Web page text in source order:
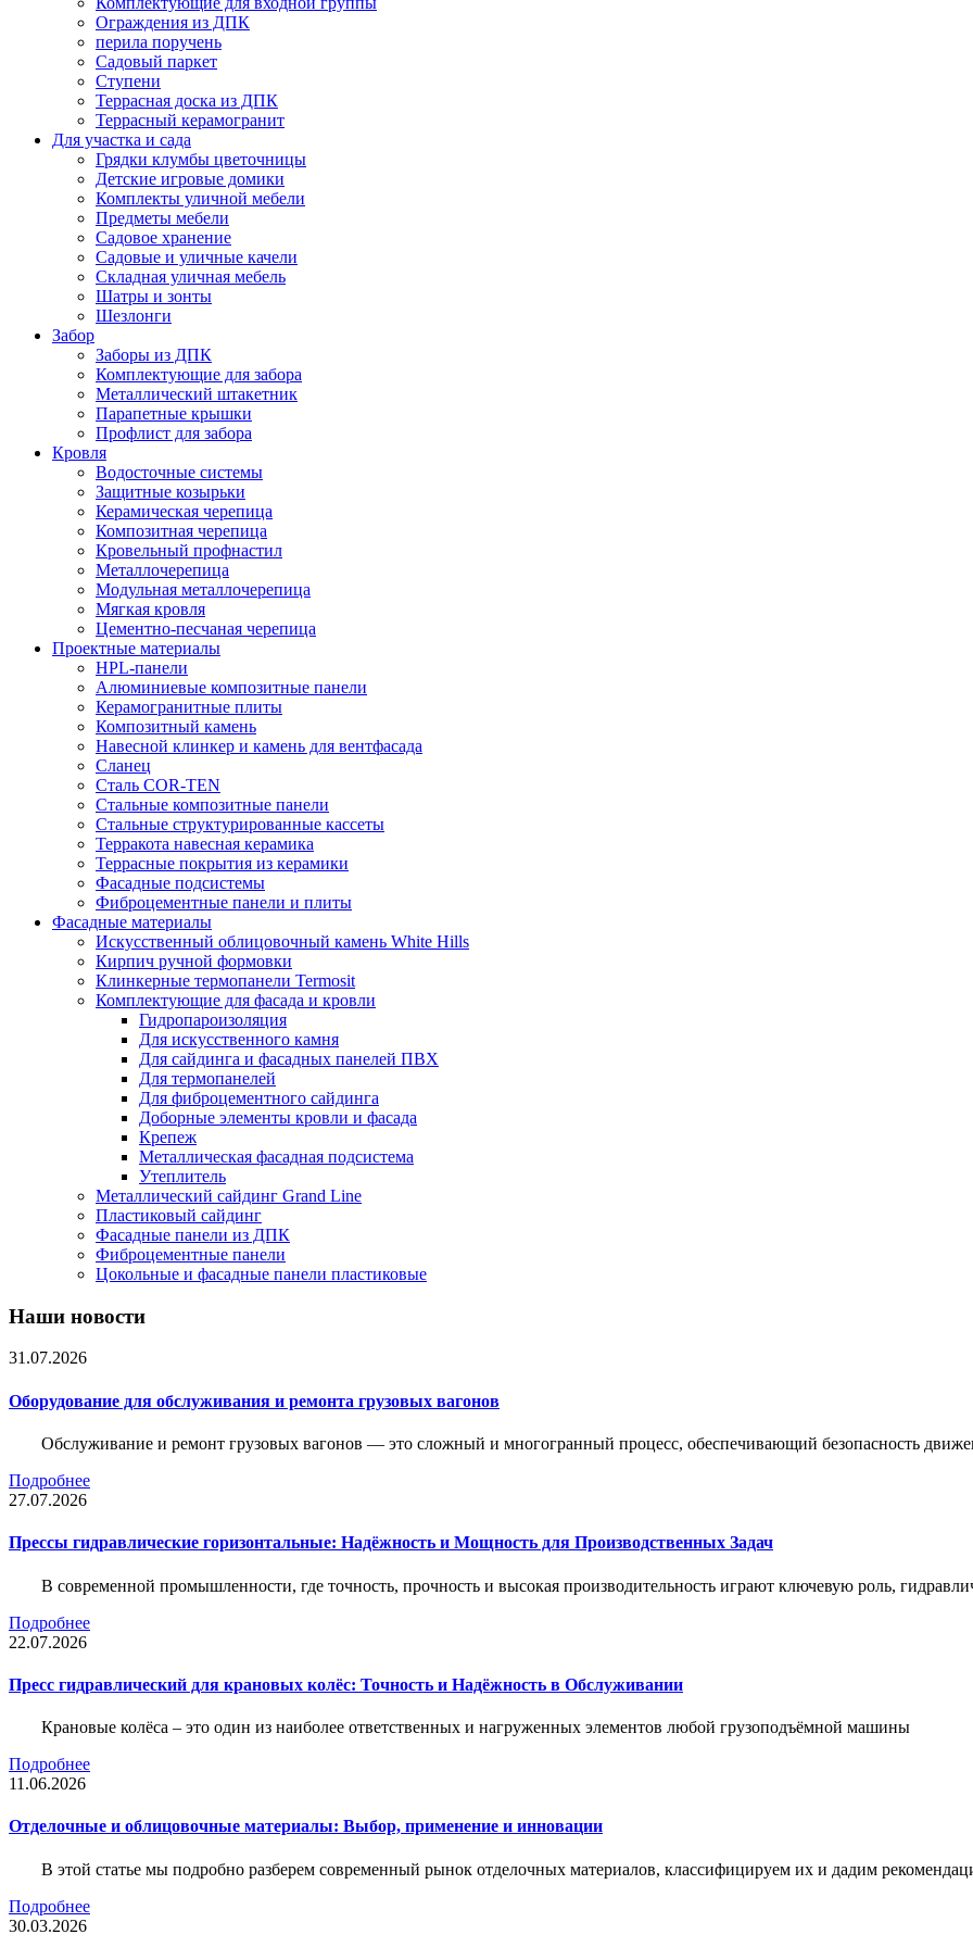
Ограждения из ДПК
перила поручень
Садовый паркет
Ступени
Террасная доска из ДПК
Террасный керамогранит
Для участка и сада
Грядки клумбы цветочницы
Детские игровые домики
Комплекты уличной мебели
Предметы мебели
Садовое хранение
Садовые и уличные качели
Складная уличная мебель
Шатры и зонты
Шезлонги
Забор
Заборы из ДПК
Комплектующие для забора
Металлический штакетник
Парапетные крышки
Профлист для забора
Кровля
Водосточные системы
Защитные козырьки
Керамическая черепица
Композитная черепица
Кровельный профнастил
Металлочерепица
Модульная металлочерепица
Мягкая кровля
Цементно-песчаная черепица
Проектные материалы
HPL-панели
Алюминиевые композитные панели
Керамогранитные плиты
Композитный камень
Навесной клинкер и камень для вентфасада
Сланец
Сталь COR-TEN
Стальные композитные панели
Стальные структурированные кассеты
Терракота навесная керамика
Террасные покрытия из керамики
Фасадные подсистемы
Фиброцементные панели и плиты
Фасадные материалы
Искусственный облицовочный камень White Hills
Кирпич ручной формовки
Клинкерные термопанели Termosit
Комплектующие для фасада и кровли
Гидропароизоляция
Для искусственного камня
Для сайдинга и фасадных панелей ПВХ
Для термопанелей
Для фиброцементного сайдинга
Доборные элементы кровли и фасада
Крепеж
Металлическая фасадная подсистема
Утеплитель
Металлический сайдинг Grand Line
Пластиковый сайдинг
Фасадные панели из ДПК
Фиброцементные панели
Цокольные и фасадные панели пластиковые
Наши новости
31.07.2026
Оборудование для обслуживания и ремонта грузовых вагонов
Обслуживание и ремонт грузовых вагонов — это сложный и многогранный процесс, обеспечивающий безопасность
Подробнее
27.07.2026
Прессы гидравлические горизонтальные: Надёжность и Мощность для Производственных Задач
В современной промышленности, где точность, прочность и высокая производительность играют ключевую роль,
Подробнее
22.07.2026
Пресс гидравлический для крановых колёс: Точность и Надёжность в Обслуживании
Крановые колёса – это один из наиболее ответственных и нагруженных элементов любой грузоподъёмной машины
Подробнее
11.06.2026
Отделочные и облицовочные материалы: Выбор, применение и инновации
В этой статье мы подробно разберем современный рынок отделочных материалов, классифицируем их и дадим
Подробнее
30.03.2026